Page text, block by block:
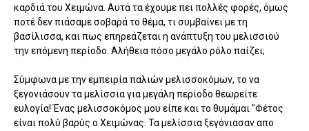
καρδιά του Χειμώνα. Αυτά τα έχουμε πει πολλές φορές, όμως
ποτέ δεν πιάσαμε σοβαρά το θέμα, τι συμβαίνει με τη
βασίλισσα, και πως επηρεάζεται η ανάπτυξη του μελισσιού
την επόμενη περίοδο. Αλήθεια πόσο μεγάλο ρόλο παίζει;
Σύμφωνα με την εμπειρία παλιών μελισσοκόμων, το να
ξεγονιάσουν τα μελίσσια για μεγάλη περίοδο θεωρείτε
ευλογία! Ένας μελισσοκόμος μου είπε και το θυμάμαι "Φέτος
είναι πολύ βαρύς ο Χειμώνας. Τα μελίσσια ξεγόνιασαν απο